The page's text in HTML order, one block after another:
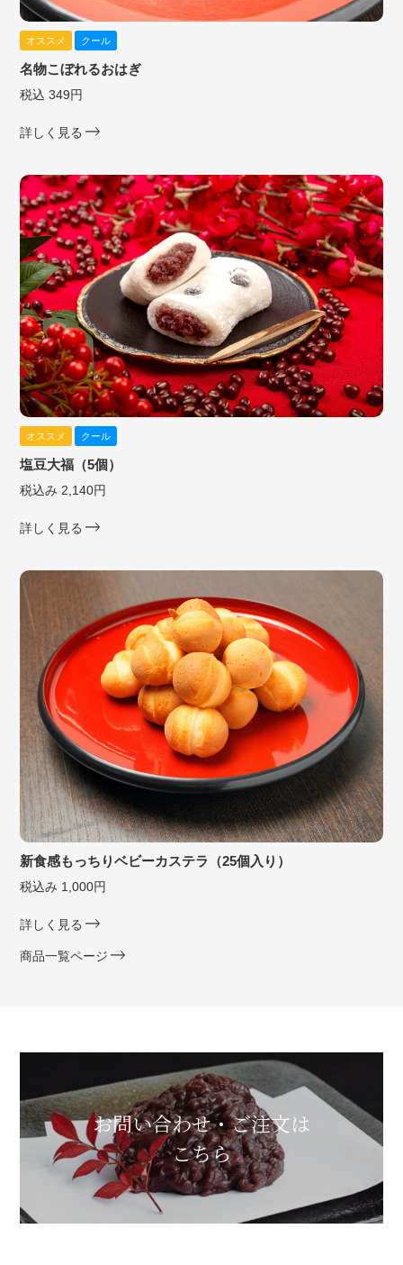
オススメ クール
名物こぼれるおはぎ
税込 349円
詳しく見る
オススメ クール
塩豆大福（5個）
税込み 2,140円
詳しく見る
新食感もっちりベビーカステラ（25個入り）
税込み 1,000円
詳しく見る
商品一覧ページ
お問い合わせ・ご注文は
こちら